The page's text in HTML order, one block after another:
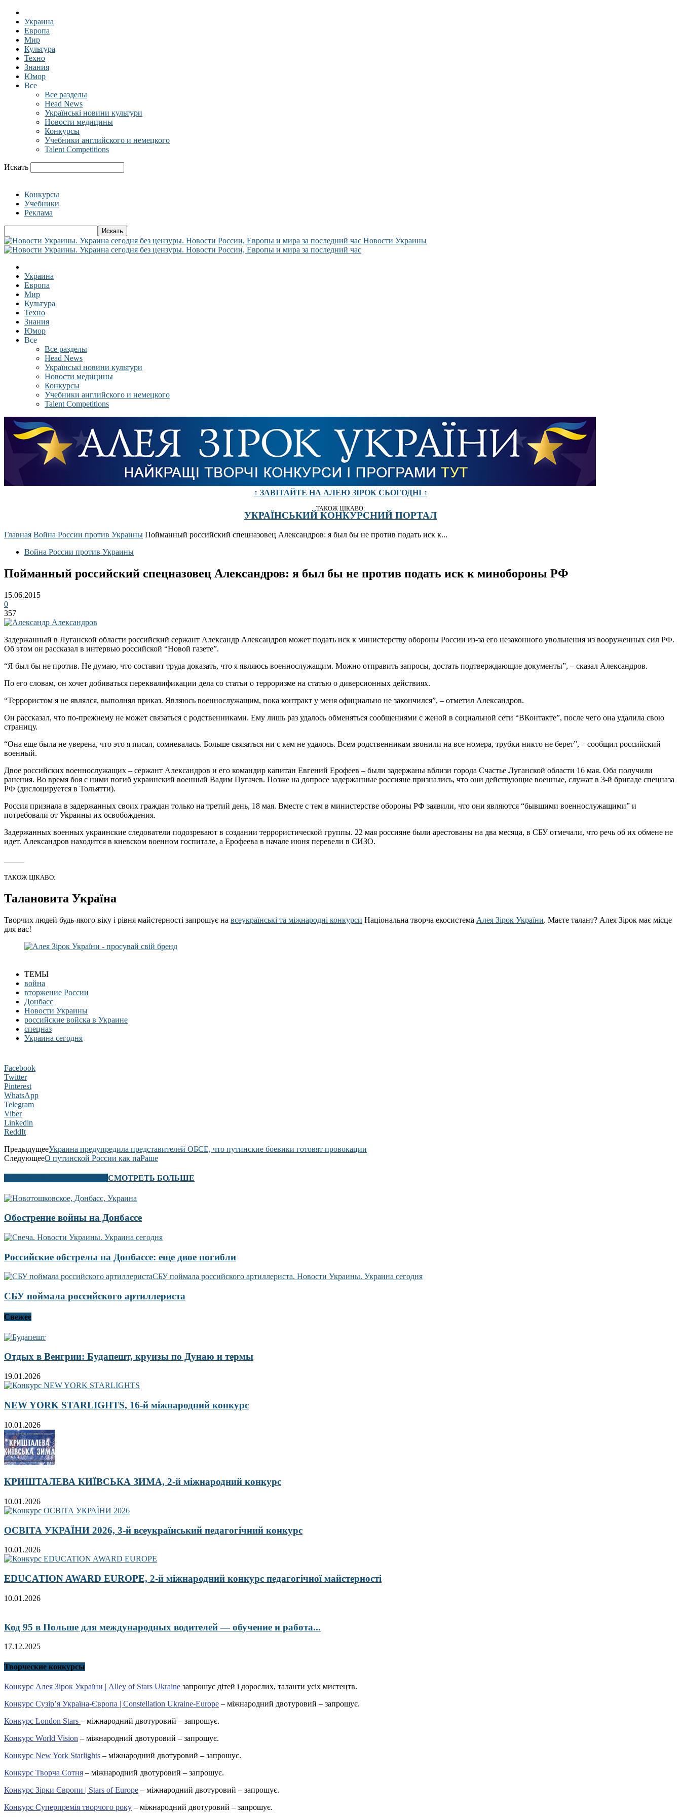
Украина
Европа
Мир
Культура
Техно
Знания
Юмор
Все
Все разделы
Head News
Українські новини культури
Новости медицины
Конкурсы
Учебники английского и немецкого
Talent Competitions
Искать
Конкурсы
Учебники
Реклама
Новости Украины
Украина
Европа
Мир
Культура
Техно
Знания
Юмор
Все
Все разделы
Head News
Українські новини культури
Новости медицины
Конкурсы
Учебники английского и немецкого
Talent Competitions
↑ ЗАВІТАЙТЕ НА АЛЕЮ ЗІРОК СЬОГОДНІ ↑
ТАКОЖ ЦІКАВО:
УКРАЇНСЬКИЙ КОНКУРСНИЙ ПОРТАЛ
Главная Война России против Украины Пойманный российский спецназовец Александров: я был бы не против подать иск к...
Война России против Украины
Пойманный российский спецназовец Александров: я был бы не против подать иск к минобороны РФ
15.06.2015
0
357
Задержанный в Луганской области российский сержант Александр Александров может подать иск к министерству обороны России из-за его незаконного увольнения из вооруженных сил РФ.
Об этом он рассказал в интервью российской “Новой газете”.
“Я был бы не против. Не думаю, что составит труда доказать, что я являюсь военнослужащим. Можно отправить запросы, достать подтверждающие документы”, – сказал Александров.
По его словам, он хочет добиваться переквалификации дела со статьи о терроризме на статью о диверсионных действиях.
“Террористом я не являлся, выполнял приказ. Являюсь военнослужащим, пока контракт у меня официально не закончился”, – отметил Александров.
Он рассказал, что по-прежнему не может связаться с родственниками. Ему лишь раз удалось обменяться сообщениями с женой в социальной сети “ВКонтакте”, после чего она удалила свою
страницу.
“Она еще была не уверена, что это я писал, сомневалась. Больше связаться ни с кем не удалось. Всем родственникам звонили на все номера, трубки никто не берет”, – сообщил российский
военный.
Двое российских военнослужащих – сержант Александров и его командир капитан Евгений Ерофеев – были задержаны вблизи города Счастье Луганской области 16 мая. Оба получили
ранения. Во время боя с ними погиб украинский военный Вадим Пугачев. Позже на допросе задержанные россияне признались, что они действующие военные, служат в 3-й бригаде спецназа
РФ (дислоцируется в Тольятти).
Россия признала в задержанных своих граждан только на третий день, 18 мая. Вместе с тем в министерстве обороны РФ заявили, что они являются “бывшими военнослужащими” и
потребовали от Украины их освобождения.
Задержанных военных украинские следователи подозревают в создании террористической группы. 22 мая россияне были арестованы на два месяца, в СБУ отмечали, что речь об их обмене не
идет. Александров находится в киевском военном госпитале, а Ерофеева в начале июня перевели в СИЗО.
ТАКОЖ ЦІКАВО:
Талановита Україна
Творчих людей будь-якого віку і рівня майстерності запрошує на всеукраїнські та міжнародні конкурси Національна творча екосистема Алея Зірок України. Маєте талант? Алея Зірок має місце
для вас!
ТЕМЫ
война
вторжение России
Донбасс
Новости Украины
российские войска в Украине
спецназ
Украина сегодня
Facebook
Twitter
Pinterest
WhatsApp
Telegram
Viber
Linkedin
ReddIt
ПредыдущееУкраина предупредила представителей ОБСЕ, что путинские боевики готовят провокации
СледующееО путинской России как паРаше
СМОТРЕТЬ БОЛЬШЕ
Обострение войны на Донбассе
Российские обстрелы на Донбассе: еще двое погибли
СБУ поймала российского артиллериста
Свежее
Отдых в Венгрии: Будапешт, круизы по Дунаю и термы
19.01.2026
NEW YORK STARLIGHTS, 16-й міжнародний конкурс
10.01.2026
КРИШТАЛЕВА КИЇВСЬКА ЗИМА, 2-й міжнародний конкурс
10.01.2026
ОСВІТА УКРАЇНИ 2026, 3-й всеукраїнський педагогічний конкурс
10.01.2026
EDUCATION AWARD EUROPE, 2-й міжнародний конкурс педагогічної майстерності
10.01.2026
Код 95 в Польше для международных водителей — обучение и работа...
17.12.2025
Творческие конкурсы
Конкурс Алея Зірок України | Alley of Stars Ukraine запрошує дітей і дорослих, таланти усіх мистецтв.
Конкурс Сузір’я Україна-Європа | Constellation Ukraine-Europe – міжнародний двотуровий – запрошує.
Конкурс London Stars – міжнародний двотуровий – запрошує.
Конкурс World Vision – міжнародний двотуровий – запрошує.
Конкурс New York Starlights – міжнародний двотуровий – запрошує.
Конкурс Творча Сотня – міжнародний двотуровий – запрошує.
Конкурс Зірки Європи | Stars of Europe – міжнародний двотуровий – запрошує.
Конкурс Суперпремія творчого року – міжнародний двотуровий – запрошує.